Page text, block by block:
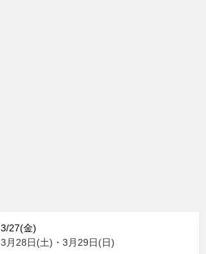
3/27(金)
3月28日(土)・3月29日(日)